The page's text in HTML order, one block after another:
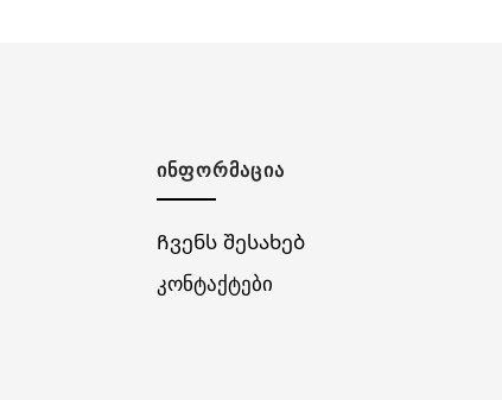
ᲘᲜᲤᲝᲠᲛᲐᲪᲘᲐ
Ჩვენს შესახებ
კონტაქტები